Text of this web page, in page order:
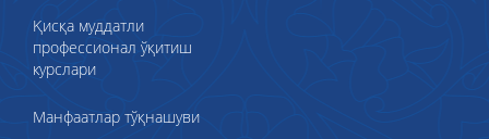
Қисқа муддатли
профессионал ўқитиш
курслари
Манфаатлар тўқнашуви